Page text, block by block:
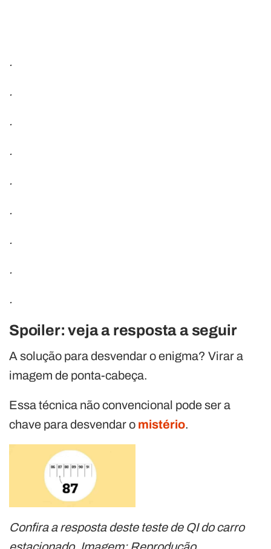
.
.
.
.
.
.
.
.
.
Spoiler: veja a resposta a seguir
A solução para desvendar o enigma? Virar a
imagem de ponta-cabeça.
Essa técnica não convencional pode ser a
chave para desvendar o mistério.
Confira a resposta deste teste de QI do carro